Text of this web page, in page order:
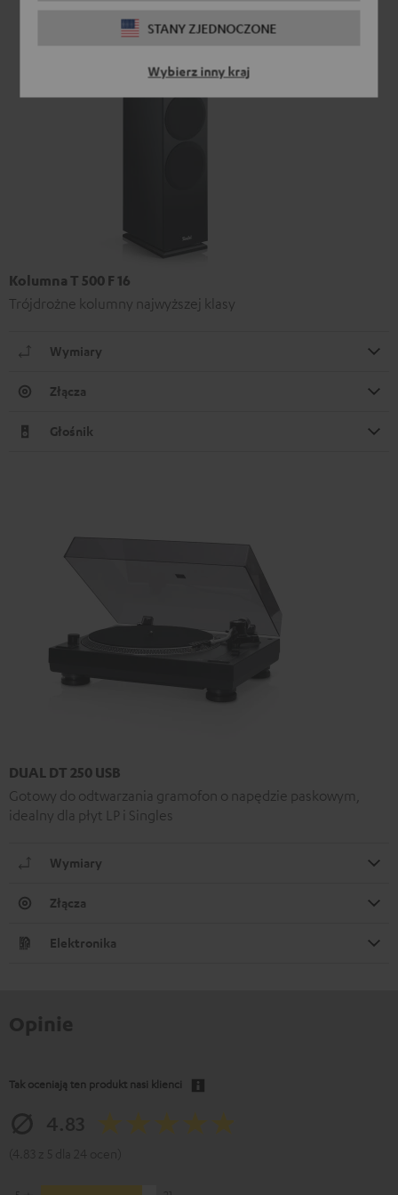
STANY ZJEDNOCZONE
Wybierz inny kraj
Kolumna T 500 F 16
Trójdrożne kolumny najwyższej klasy
Wymiary
Złącza
Głośnik
DUAL DT 250 USB
Gotowy do odtwarzania gramofon o napędzie paskowym,
idealny dla płyt LP i Singles
Wymiary
Złącza
Elektronika
Tak oceniają ten produkt nasi klienci